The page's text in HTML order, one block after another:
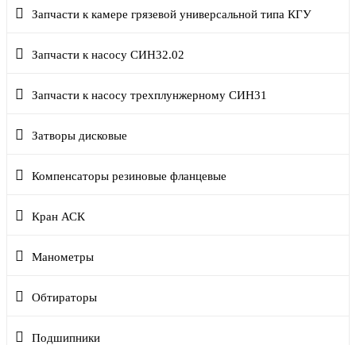
Запчасти к камере грязевой универсальной типа КГУ
Запчасти к насосу СИН32.02
Запчасти к насосу трехплунжерному СИН31
Затворы дисковые
Компенсаторы резиновые фланцевые
Кран АСК
Манометры
Обтираторы
Подшипники